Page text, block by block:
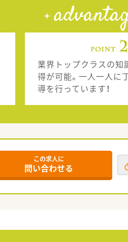
業界トップクラスの知
得が可能。一人一人に
導を行っています！
この求人に
問い合わせる